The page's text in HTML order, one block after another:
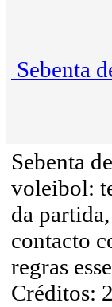
Sebenta
Sebenta
voleibol:
da
contacto
regras
Créditos: 2